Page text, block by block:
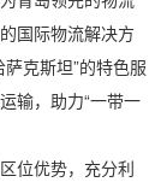
国际物流解决方
克斯坦”的特色服
输，助力“一带一
位优势，充分利